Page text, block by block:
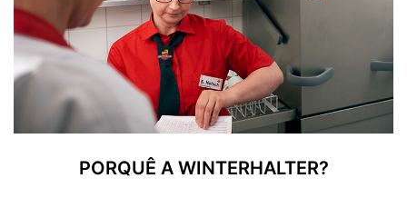
PORQUÊ A WINTERHALTER?